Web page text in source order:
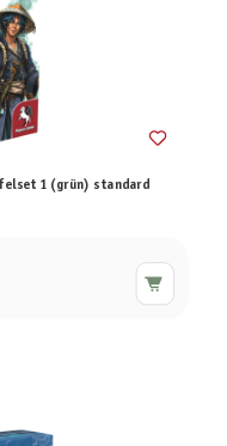
1 (grün) standard